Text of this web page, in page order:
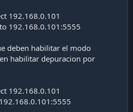
192.168.0.101
192.168.0.101:5555
deben habilitar el modo
habilitar depuracion por
192.168.0.101